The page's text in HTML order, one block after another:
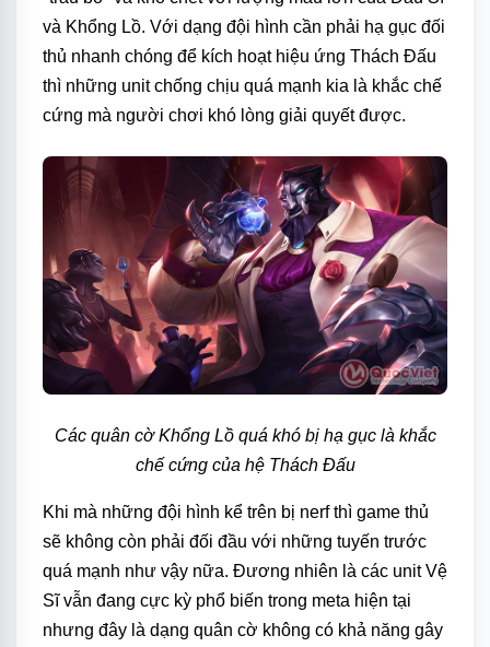
và Khổng Lồ. Với dạng đội hình cần phải hạ gục đối
thủ nhanh chóng để kích hoạt hiệu ứng Thách Đấu
thì những unit chống chịu quá mạnh kia là khắc chế
cứng mà người chơi khó lòng giải quyết được.
Các quân cờ Khổng Lồ quá khó bị hạ gục là khắc
chế cứng của hệ Thách Đấu
Khi mà những đội hình kể trên bị nerf thì game thủ
sẽ không còn phải đối đầu với những tuyến trước
quá mạnh như vậy nữa. Đương nhiên là các unit Vệ
Sĩ vẫn đang cực kỳ phổ biến trong meta hiện tại
nhưng đây là dạng quân cờ không có khả năng gây